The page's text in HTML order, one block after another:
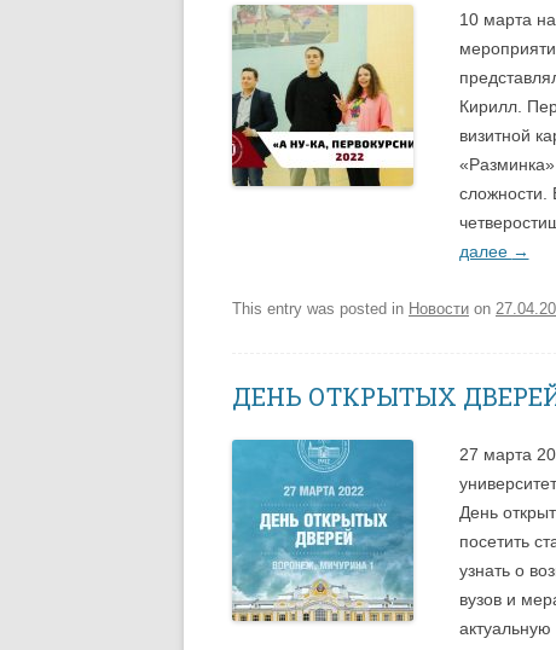
10 марта
Кирилл.
визитной
сложности.
далее →
This entry was posted in Новости on
ДЕНЬ ОТКРЫТЫХ
27 марта
День
посетить
узнать о
вузов и